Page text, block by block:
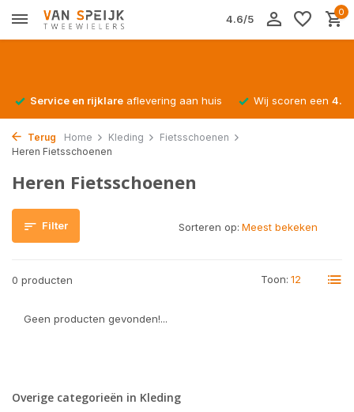
4.6/5
0
Service en rijklare aflevering aan huis Wij scoren een
Terug Home Kleding
Fietsschoenen
Heren Fietsschoenen
Heren Fietsschoenen
Filter
0 producten Toon:
Sorteren op:
Geen producten gevonden!...
Overige categorieën in Kleding